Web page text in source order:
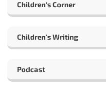
Children's Corner
Children's Writing
Podcast